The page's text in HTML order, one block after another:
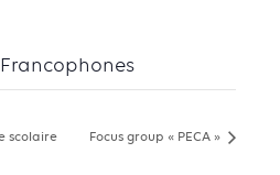
scolaire Focus group « PECA »